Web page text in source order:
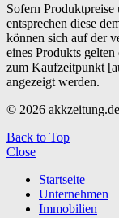
Sofern
entsprechen diese
können sich auf der
eines Produkts
zum Kaufzeitpunkt
angezeigt werden.
© 2026 akkzeitung.de
Back to Top
Close
Startseite
Unternehmen
Immobilien